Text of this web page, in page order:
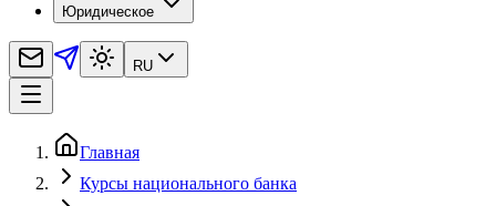
Юридическое
RU
Главная
Курсы национального банка